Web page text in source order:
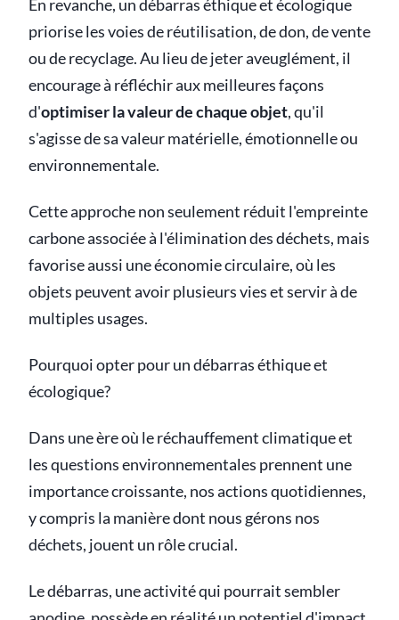
En revanche, un débarras éthique et écologique
priorise les voies de réutilisation, de don, de vente
ou de recyclage. Au lieu de jeter aveuglément, il
encourage à réfléchir aux meilleures façons
d'optimiser la valeur de chaque objet, qu'il
s'agisse de sa valeur matérielle, émotionnelle ou
environnementale.
Cette approche non seulement réduit l'empreinte
carbone associée à l'élimination des déchets, mais
favorise aussi une économie circulaire, où les
objets peuvent avoir plusieurs vies et servir à de
multiples usages.
Pourquoi opter pour un débarras éthique et
écologique?
Dans une ère où le réchauffement climatique et
les questions environnementales prennent une
importance croissante, nos actions quotidiennes,
y compris la manière dont nous gérons nos
déchets, jouent un rôle crucial.
Le débarras, une activité qui pourrait sembler